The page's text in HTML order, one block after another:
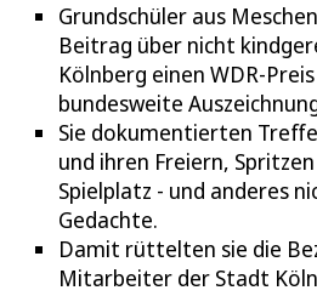
Grundschüler aus
Beitrag über nicht
Kölnberg einen WDR-
bundesweite
Sie dokumentierten
und ihren Freiern,
Spielplatz - und anderes
Gedachte.
Damit rüttelten sie die
Mitarbeiter der Stadt